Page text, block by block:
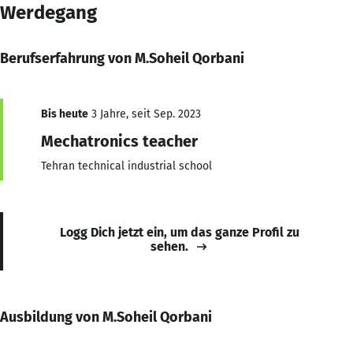
Werdegang
Berufserfahrung von M.Soheil Qorbani
Bis heute 3 Jahre, seit Sep. 2023
Mechatronics teacher
Tehran technical industrial school
Logg Dich jetzt ein, um das ganze Profil zu
sehen.
Ausbildung von M.Soheil Qorbani